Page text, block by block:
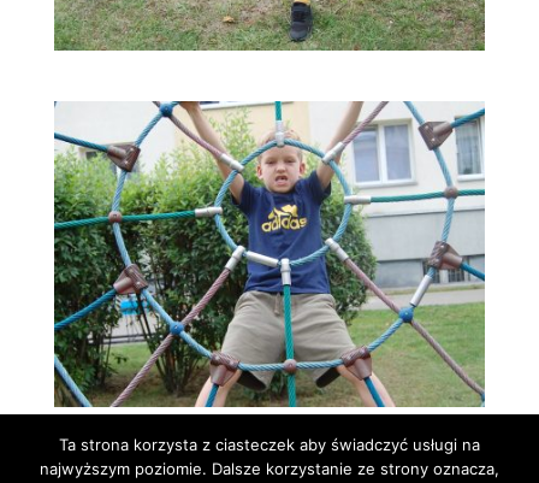
Ta strona korzysta z ciasteczek aby świadczyć usługi na
najwyższym poziomie. Dalsze korzystanie ze strony oznacza,